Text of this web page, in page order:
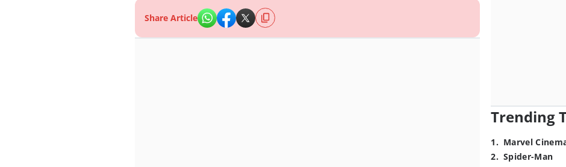
Share Article
Trending
1. Marvel
2. Spider-Man